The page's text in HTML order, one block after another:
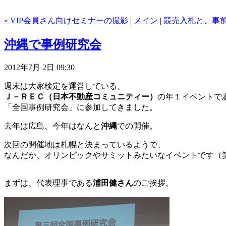
« VIP会員さん向けセミナーの撮影 | メイン | 競売入札と、事
沖縄で事例研究会
2012年7月 2日 09:30
週末は大家検定を運営している、
Ｊ－ＲＥＣ（日本不動産コミュニティー） の年１イベントで
「全国事例研究会」に参加してきました。
去年は広島、今年はなんと沖縄での開催。
次回の開催地は札幌と決まっているようで、
なんだか、オリンピックやサミットみたいなイベントです（
まずは、代表理事である浦田健さんのご挨拶。